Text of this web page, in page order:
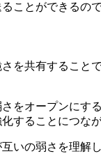
ことができるので
を共有するこ
をオープンに
することにつなが
いの弱さを理